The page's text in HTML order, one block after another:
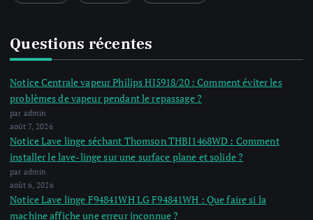
Questions récentes
Notice Centrale vapeur Philips HI5918/20 : Comment éviter les
problèmes de vapeur pendant le repassage ?
par admin
août 7, 2026
Notice Lave linge séchant Thomson THBI1468WD : Comment
installer le lave-linge sur une surface plane et solide ?
par admin
août 6, 2026
Notice Lave linge F94841WH LG F94841WH : Que faire si la
machine affiche une erreur inconnue ?